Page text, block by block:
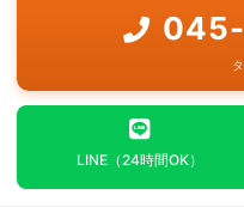
LINE（24時間OK）